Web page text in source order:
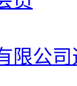
限公